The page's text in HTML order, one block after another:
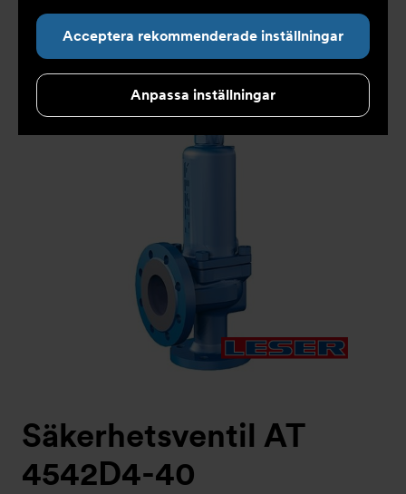
Acceptera rekommenderade inställningar
Anpassa inställningar
Säkerhetsventil AT
4542D4-40